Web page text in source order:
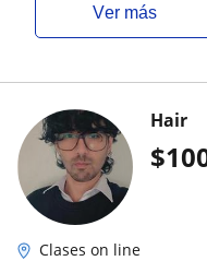
ver más
$
Hair
Clases on line